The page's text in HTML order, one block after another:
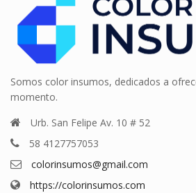
Somos color insumos, dedicados a
momento.
Urb. San Felipe Av. 10 # 52
58 4127757053
colorinsumos@gmail.com
https://colorinsumos.com